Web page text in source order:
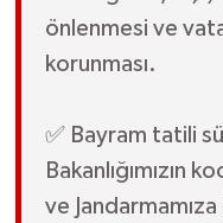
önlenmesi ve
korunması.
✅ Bayram tatili
Bakanlığımızın
ve